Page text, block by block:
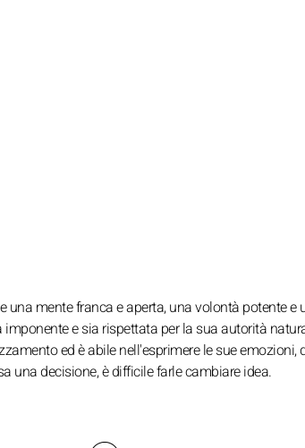
una mente franca e aperta, una volontà potente e
e sia rispettata per la sua autorità
ed è abile nell'esprimere le sue emozioni,
una decisione, è difficile farle cambiare idea.